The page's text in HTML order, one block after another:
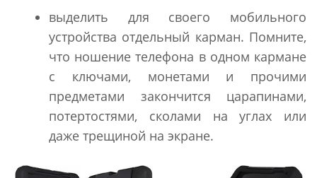
выделить для своего мобильного
устройства отдельный карман. Помните,
что ношение телефона в одном кармане
с ключами, монетами и прочими
предметами закончится царапинами,
потертостями, сколами на углах или
даже трещиной на экране.